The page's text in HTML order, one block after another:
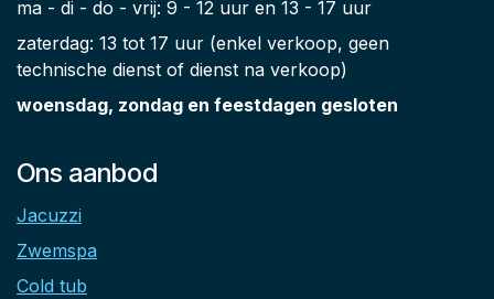
ma - di - do - vrij: 9 - 12 uur en 13 - 17 uur
zaterdag: 13 tot 17 uur (enkel verkoop, geen
technische dienst of dienst na verkoop)
woensdag, zondag en feestdagen gesloten
Ons aanbod
Jacuzzi
Zwemspa
Cold tub